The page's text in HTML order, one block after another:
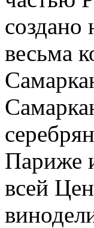
создано
весьма
Париже
всей